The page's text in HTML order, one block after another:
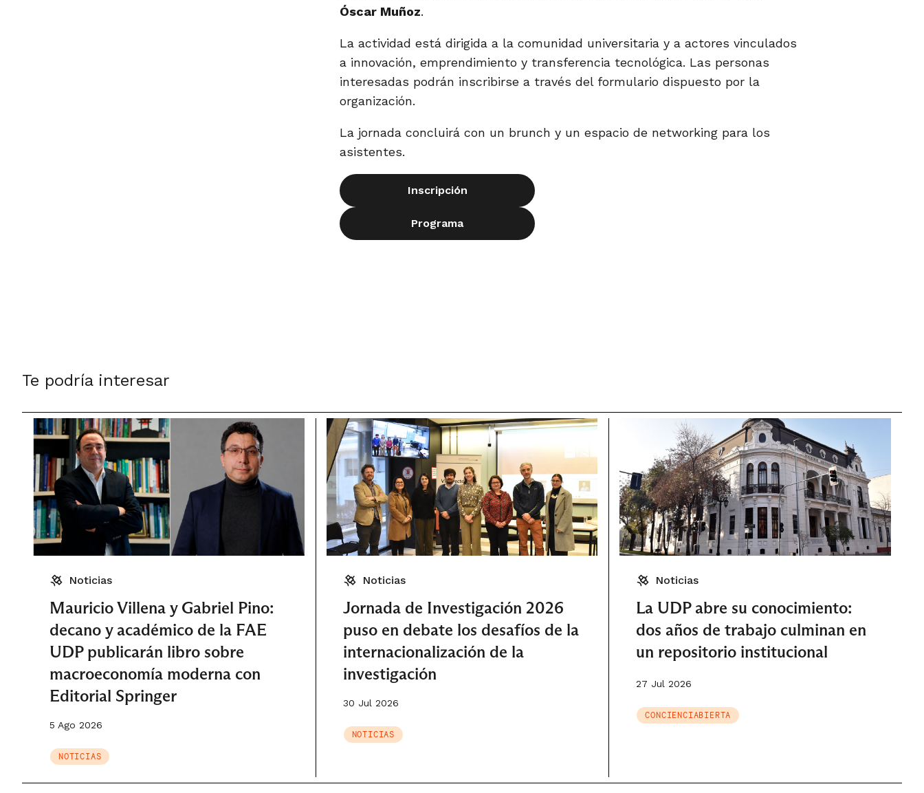
Óscar Muñoz.
La actividad está dirigida a la comunidad universitaria y a actores vinculados
a innovación, emprendimiento y transferencia tecnológica. Las personas
interesadas podrán inscribirse a través del formulario dispuesto por la
organización.
La jornada concluirá con un brunch y un espacio de networking para los
asistentes.
Inscripción
Programa
Te podría interesar
Noticias
Mauricio Villena y Gabriel Pino:
decano y académico de la FAE
UDP publicarán libro sobre
macroeconomía moderna con
Editorial Springer
5 Ago 2026
NOTICIAS
Noticias
Jornada de Investigación 2026
puso en debate los desafíos de la
internacionalización de la
investigación
30 Jul 2026
NOTICIAS
Noticias
La UDP abre su conocimiento:
dos años de trabajo culminan en
un repositorio institucional
27 Jul 2026
CONCIENCIABIERTA